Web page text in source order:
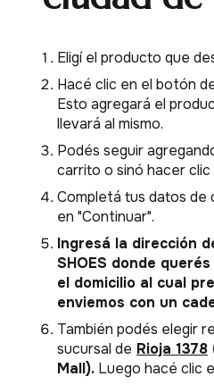
Eligí el producto que
Hacé clic en el botón
Esto agregará el
llevará al mismo.
Podés seguir
carrito o sinó hacer clic
Completá tus datos de
en "Continuar".
Ingresá la dirección
SHOES donde
el domicilio al cual
enviemos con un
También podés elegir
sucursal de Rioja 1378
Mall). Luego hacé clic